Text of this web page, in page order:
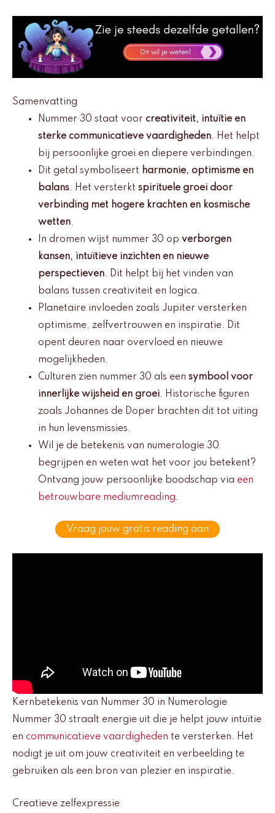
Samenvatting
Nummer 30 staat voor creativiteit, intuïtie en
sterke communicatieve vaardigheden. Het helpt
bij persoonlijke groei en diepere verbindingen.
Dit getal symboliseert harmonie, optimisme en
balans. Het versterkt spirituele groei door
verbinding met hogere krachten en kosmische
wetten.
In dromen wijst nummer 30 op verborgen
kansen, intuïtieve inzichten en nieuwe
perspectieven. Dit helpt bij het vinden van
balans tussen creativiteit en logica.
Planetaire invloeden zoals Jupiter versterken
optimisme, zelfvertrouwen en inspiratie. Dit
opent deuren naar overvloed en nieuwe
mogelijkheden.
Culturen zien nummer 30 als een symbool voor
innerlijke wijsheid en groei. Historische figuren
zoals Johannes de Doper brachten dit tot uiting
in hun levensmissies.
Wil je de betekenis van numerologie 30
begrijpen en weten wat het voor jou betekent?
Ontvang jouw persoonlijke boodschap via een
betrouwbare mediumreading.
Vraag jouw gratis reading aan
Kernbetekenis van Nummer 30 in Numerologie
Nummer 30 straalt energie uit die je helpt jouw intuïtie
en communicatieve vaardigheden te versterken. Het
nodigt je uit om jouw creativiteit en verbeelding te
gebruiken als een bron van plezier en inspiratie.
Creatieve zelfexpressie